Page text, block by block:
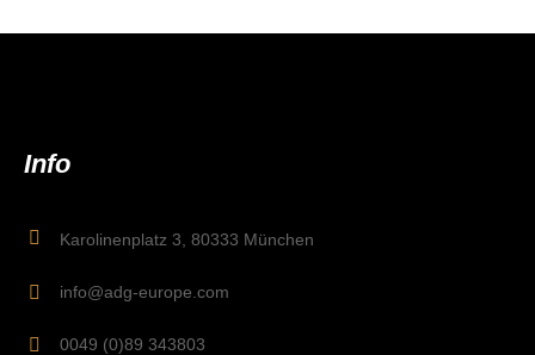
Info
Karolinenplatz 3, 80333 München
info@adg-europe.com
0049 (0)89 343803